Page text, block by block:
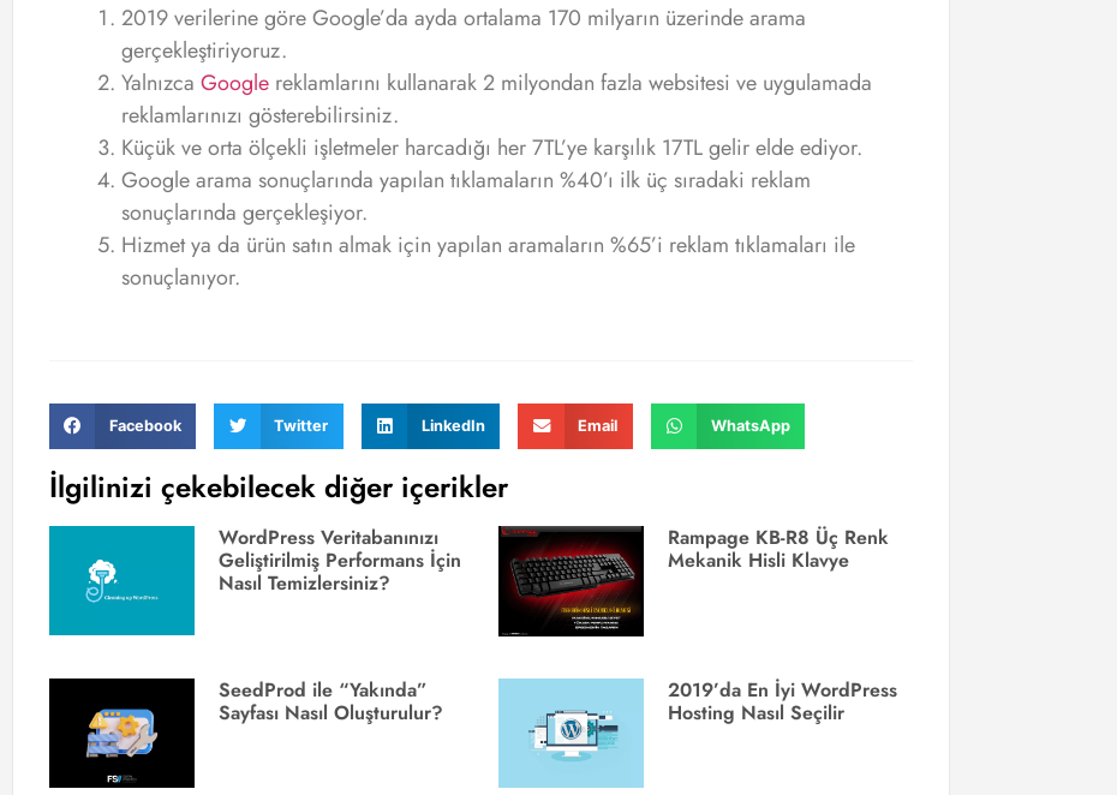
2019 verilerine göre Google’da ayda ortalama 170 milyarın üzerinde arama
gerçekleştiriyoruz.
Yalnızca Google reklamlarını kullanarak 2 milyondan fazla websitesi ve uygulamada
reklamlarınızı gösterebilirsiniz.
Küçük ve orta ölçekli işletmeler harcadığı her 7TL’ye karşılık 17TL gelir elde ediyor.
Google arama sonuçlarında yapılan tıklamaların %40’ı ilk üç sıradaki reklam
sonuçlarında gerçekleşiyor.
Hizmet ya da ürün satın almak için yapılan aramaların %65’i reklam tıklamaları ile
sonuçlanıyor.
Facebook Twitter LinkedIn Email WhatsApp
İlgilinizi çekebilecek diğer içerikler
WordPress Veritabanınızı
Geliştirilmiş Performans İçin
Nasıl Temizlersiniz?
Rampage KB-R8 Üç Renk
Mekanik Hisli Klavye
SeedProd ile “Yakında”
Sayfası Nasıl Oluşturulur?
2019’da En İyi WordPress
Hosting Nasıl Seçilir